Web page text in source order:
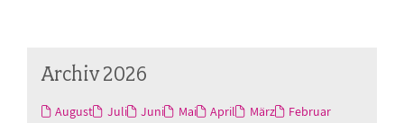
Archiv 2026
August Juli Juni Mai April März
Februar